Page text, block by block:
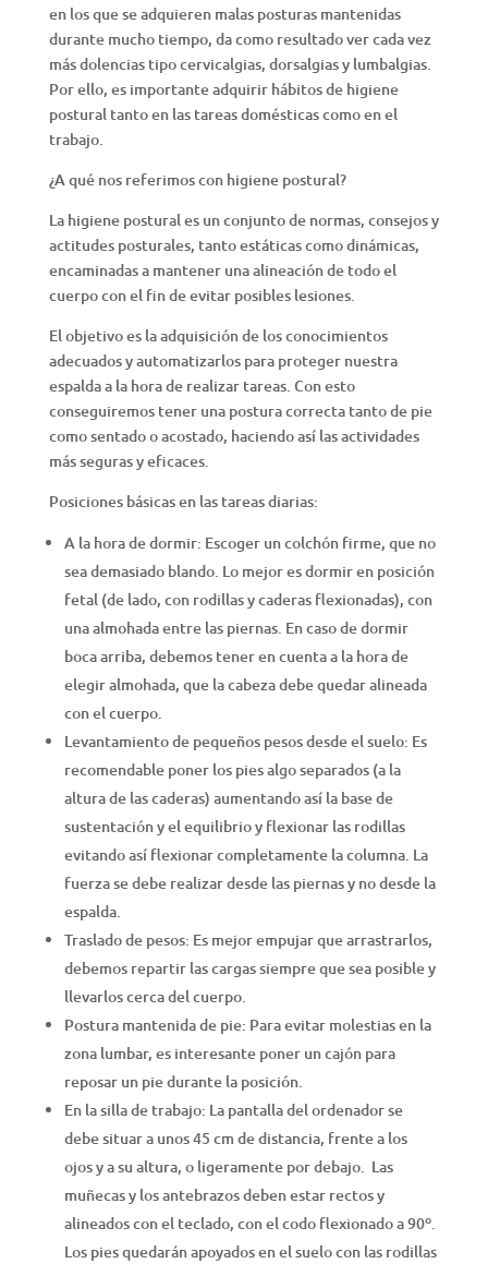
en los que se adquieren malas posturas mantenidas
durante mucho tiempo, da como resultado ver cada vez
más dolencias tipo cervicalgias, dorsalgias y lumbalgias.
Por ello, es importante adquirir hábitos de higiene
postural tanto en las tareas domésticas como en el
trabajo.
¿A qué nos referimos con higiene postural?
La higiene postural es un conjunto de normas, consejos y
actitudes posturales, tanto estáticas como dinámicas,
encaminadas a mantener una alineación de todo el
cuerpo con el fin de evitar posibles lesiones.
El objetivo es la adquisición de los conocimientos
adecuados y automatizarlos para proteger nuestra
espalda a la hora de realizar tareas. Con esto
conseguiremos tener una postura correcta tanto de pie
como sentado o acostado, haciendo así las actividades
más seguras y eficaces.
Posiciones básicas en las tareas diarias:
A la hora de dormir: Escoger un colchón firme, que no
sea demasiado blando. Lo mejor es dormir en posición
fetal (de lado, con rodillas y caderas flexionadas), con
una almohada entre las piernas. En caso de dormir
boca arriba, debemos tener en cuenta a la hora de
elegir almohada, que la cabeza debe quedar alineada
con el cuerpo.
Levantamiento de pequeños pesos desde el suelo: Es
recomendable poner los pies algo separados (a la
altura de las caderas) aumentando así la base de
sustentación y el equilibrio y flexionar las rodillas
evitando así flexionar completamente la columna. La
fuerza se debe realizar desde las piernas y no desde la
espalda.
Traslado de pesos: Es mejor empujar que arrastrarlos,
debemos repartir las cargas siempre que sea posible y
llevarlos cerca del cuerpo.
Postura mantenida de pie: Para evitar molestias en la
zona lumbar, es interesante poner un cajón para
reposar un pie durante la posición.
En la silla de trabajo: La pantalla del ordenador se
debe situar a unos 45 cm de distancia, frente a los
ojos y a su altura, o ligeramente por debajo. Las
muñecas y los antebrazos deben estar rectos y
alineados con el teclado, con el codo flexionado a 90º.
Los pies quedarán apoyados en el suelo con las rodillas